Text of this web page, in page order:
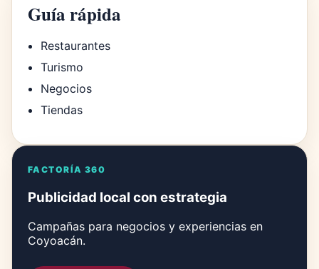
Guía rápida
Restaurantes
Turismo
Negocios
Tiendas
FACTORÍA 360
Publicidad local con estrategia
Campañas para negocios y experiencias en
Coyoacán.